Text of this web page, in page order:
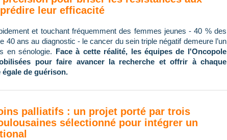
leur efficacité
et touchant fréquemment des femmes jeunes - 40 % des
40 ans au diagnostic - le cancer du sein triple négatif demeure l’un
en sénologie. Face à cette réalité, les équipes de l'Oncopole
pour faire avancer la recherche et offrir à chaque
de guérison.
palliatifs : un projet porté par trois
sélectionné pour intégrer un